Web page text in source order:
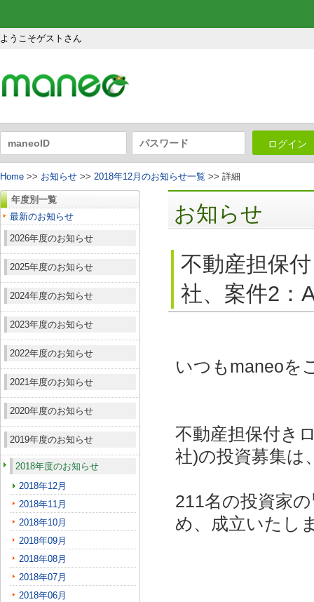
ようこそゲストさん
ログイン
Home >> お知らせ >> 2018年12月のお知らせ一覧 >> 詳細
年度別一覧
最新のお知らせ
2026年度のお知らせ
2025年度のお知らせ
2024年度のお知らせ
2023年度のお知らせ
2022年度のお知らせ
2021年度のお知らせ
2020年度のお知らせ
2019年度のお知らせ
2018年度のお知らせ
2018年12月
2018年11月
2018年10月
2018年09月
2018年08月
2018年07月
2018年06月
お知らせ
不動産担保
社、案件2：
いつもmaneoを
不動産担保付き
社)の投資募集は
211名の投資家
め、成立いたし